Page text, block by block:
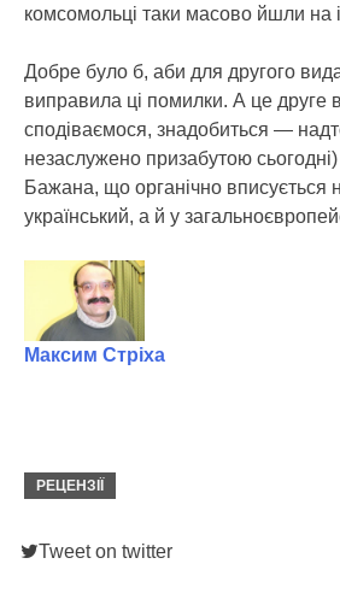
комсомольці таки масово йшли на
Добре було б, аби для другого
виправила ці помилки. А це друге
сподіваємося, знадобиться —
незаслужено призабутою
Бажана, що органічно вписується
український, а й у
Максим Стріха
РЕЦЕНЗІЇ
Tweet on twitter